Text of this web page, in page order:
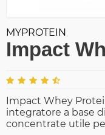
MYPROTEIN
Impact
Impact Whey
integratore a base
concentrate utile